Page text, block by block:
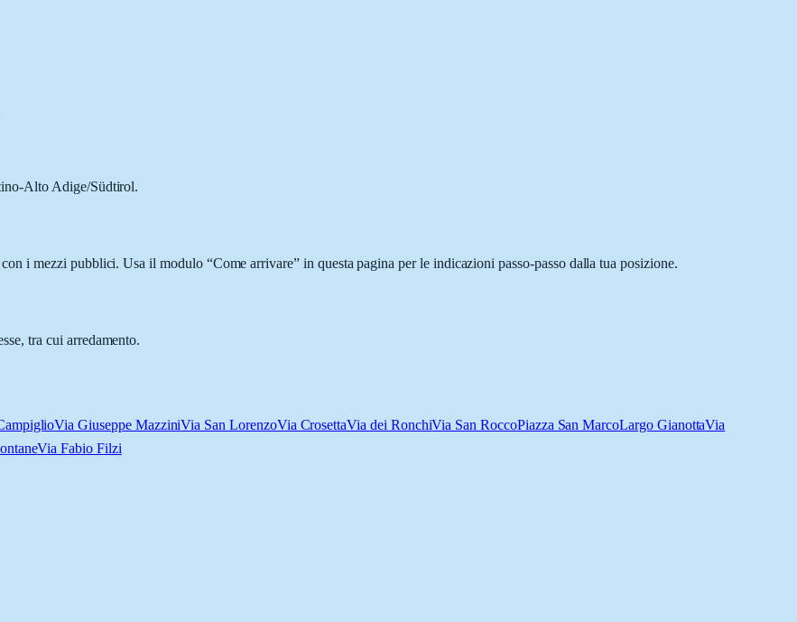
Alto Adige/Südtirol.
i mezzi pubblici. Usa il modulo “Come arrivare” in questa pagina per le indicazioni passo-passo dalla tua posizione.
tra cui arredamento.
Via Giuseppe MazziniVia San LorenzoVia CrosettaVia dei RonchiVia San RoccoPiazza San MarcoLargo GianottaVia
Via Fabio Filzi